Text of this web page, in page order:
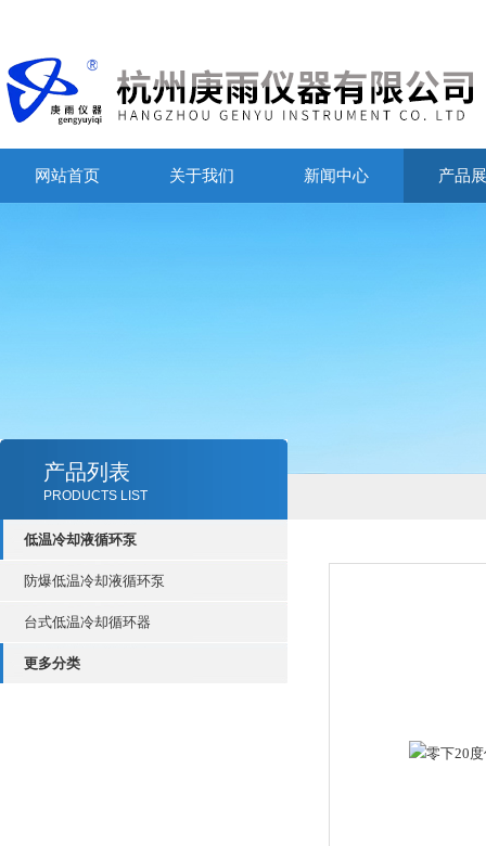
网站首页 关于我们 新闻中心 产品
产品列表
PRODUCTS LIST
低温冷却液循环泵
防爆低温冷却液循环泵
台式低温冷却循环器
更多分类